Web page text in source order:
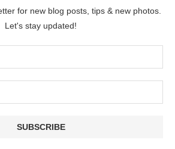
for new blog posts, tips & new photos.
Let's stay updated!